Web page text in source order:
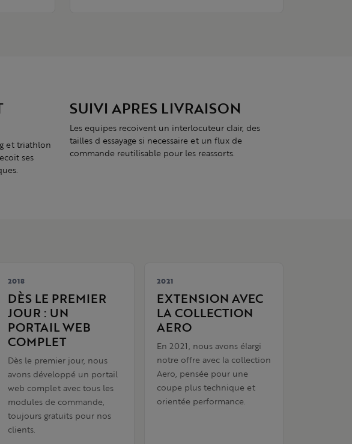
et triathlon
ses
SUIVI APRES LIVRAISON
Les equipes recoivent un interlocuteur clair, des
tailles d essayage si necessaire et un flux de
commande reutilisable pour les reassorts.
2018
DÈS LE PREMIER
JOUR : UN
PORTAIL WEB
COMPLET
Dès le premier jour, nous
avons développé un portail
web complet avec tous les
modules de commande,
toujours gratuits pour nos
clients.
2021
EXTENSION AVEC
LA COLLECTION
AERO
En 2021, nous avons élargi
notre offre avec la collection
Aero, pensée pour une
coupe plus technique et
orientée performance.